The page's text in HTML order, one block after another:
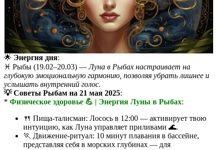
🌟 Энергия дня:
♓️ Рыбы (19.02–20.03) —Луна в Рыбах настраивает на
глубокую эмоциональную гармонию, позволяя убрать лишнее и
услышать внутренний голос.
💡 Советы Рыбам на 21 мая 2025:
* Физическое здоровье 💪 | Энергия Луны в Рыбах:
🍴 Пища-талисман: Лосось в 12:00 — активирует твою
интуицию, как Луна управляет приливами 🌊.
🏃 Движение-ритуал: 10 минут плавания в бассейне,
представляя себя в морских глубинах — для